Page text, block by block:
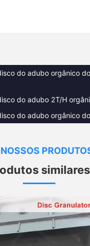
do adubo orgânico
do adubo 2T/H
do adubo orgânico
similares